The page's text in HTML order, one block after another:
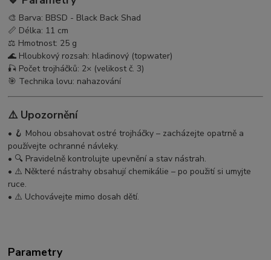
🎨 Barva: BBSD - Black Back Shad
📏 Délka: 11 cm
⚖️ Hmotnost: 25 g
🌊 Hloubkový rozsah: hladinový (topwater)
🎣 Počet trojháčků: 2× (velikost č. 3)
🎯 Technika lovu: nahazování
⚠️ Upozornění
• 🪝 Mohou obsahovat ostré trojháčky – zacházejte opatrně a
používejte ochranné návleky.
• 🔍 Pravidelně kontrolujte upevnění a stav nástrah.
• ⚠️ Některé nástrahy obsahují chemikálie – po použití si umyjte
ruce.
• ⚠️ Uchovávejte mimo dosah dětí.
Parametry